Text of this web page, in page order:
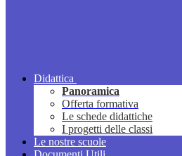
Didattica
Panoramica
Offerta formativa
Le schede didattiche
I progetti delle classi
Le nostre scuole